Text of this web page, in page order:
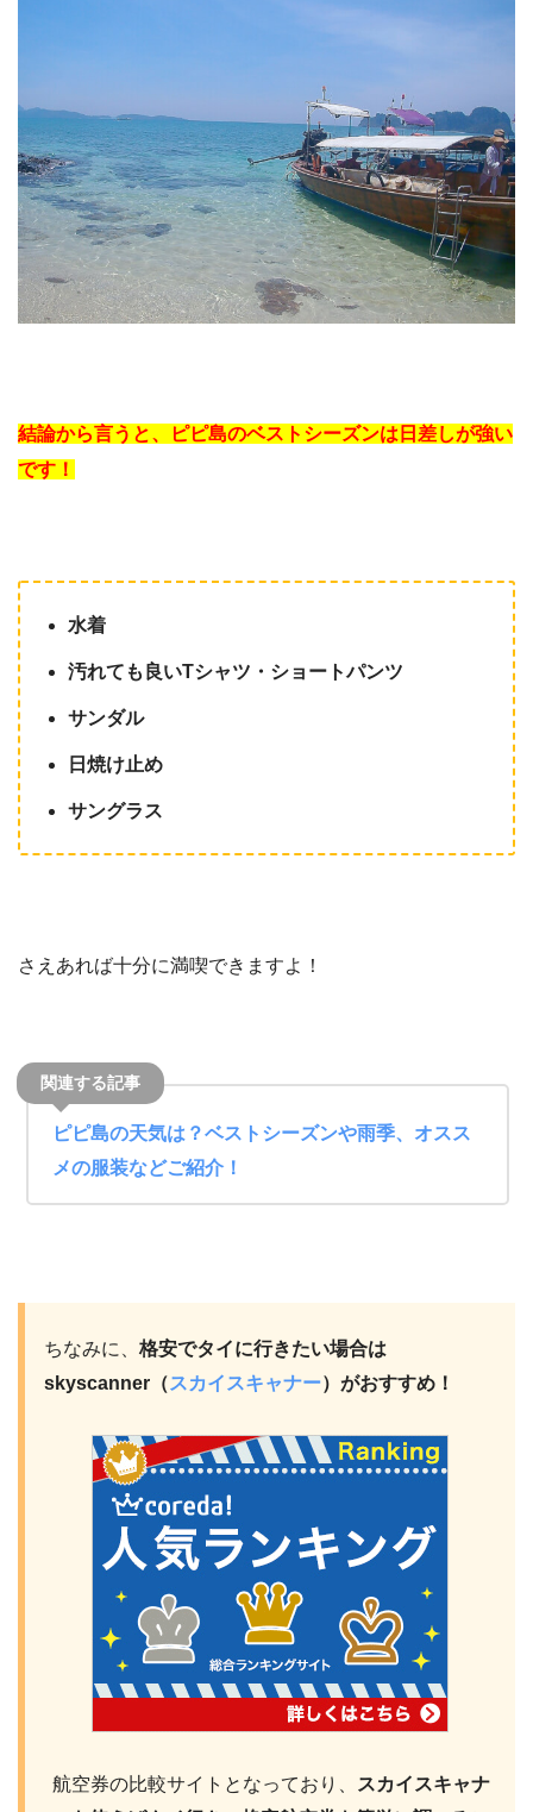
結論から言うと、ピピ島のベストシーズンは日差しが強い
です！
水着
汚れても良いTシャツ・ショートパンツ
サンダル
日焼け止め
サングラス
さえあれば十分に満喫できますよ！
ピピ島の天気は？ベストシーズンや雨季、オスス
メの服装などご紹介！
ちなみに、 格安でタイに行きたい場合は
skyscanner（スカイスキャナー）がおすすめ！
航空券の比較サイトとなっており、
スカイスキャナ